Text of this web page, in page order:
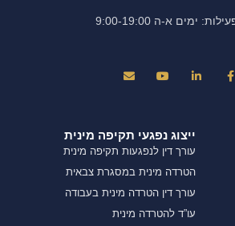
ימים א-ה 9:00-19:00
ייצוג נפגעי תקיפה מינית
עורך דין לנפגעות תקיפה מינית
הטרדה מינית במסגרת צבאית
עורך דין הטרדה מינית בעבודה
עו”ד להטרדה מינית